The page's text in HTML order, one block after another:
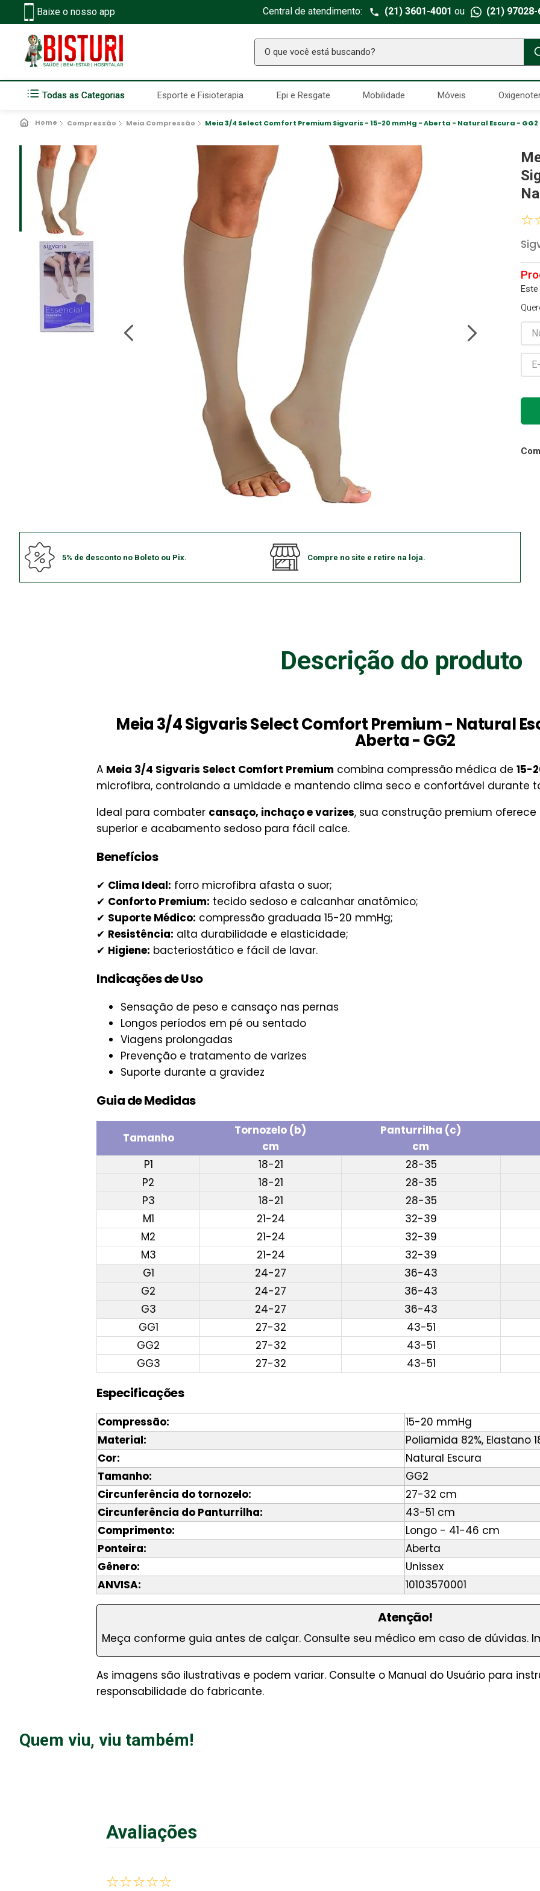
Baixe o nosso app Central de atendimento: (21) 3601-4001 ou (21) 97028-
O que você está buscando?
Todas as Categorias Esporte e Fisioterapia Epi e Resgate Mobilidade Móveis
Compressão Meia Compressão Meia 3/4 Select Comfort Premium Sigvaris - 15-20 mmHg - Aberta - Natural Escura - GG2
5% de desconto no Boleto ou Pix. Compre no site e retire na loja.
☆
Descrição do produto
Meia 3/4 Sigvaris Select Comfort Premium - Natural
Aberta - GG2
A Meia 3/4 Sigvaris Select Comfort Premium combina compressão médica de 15-
microfibra, controlando a umidade e mantendo clima seco e confortável durante
Ideal para combater cansaço, inchaço e varizes, sua construção premium
superior e acabamento sedoso para fácil calce.
Benefícios
✔ Clima Ideal: forro microfibra afasta o suor;
✔ Conforto Premium: tecido sedoso e calcanhar anatômico;
✔ Suporte Médico: compressão graduada 15-20 mmHg;
✔ Resistência: alta durabilidade e elasticidade;
✔ Higiene: bacteriostático e fácil de lavar.
Indicações de Uso
Sensação de peso e cansaço nas pernas
Longos períodos em pé ou sentado
Viagens prolongadas
Prevenção e tratamento de varizes
Suporte durante a gravidez
Guia de Medidas
Tamanho
Tornozelo (b)
cm
Panturrilha (c)
cm
P1
18-21 28-35
P2
18-21 28-35
P3
18-21 28-35
M1
21-24 32-39
M2
21-24 32-39
M3
21-24 32-39
G1
24-27 36-43
G2
24-27 36-43
G3
24-27 36-43
GG1
27-32 43-51
GG2
27-32 43-51
GG3
27-32 43-51
Especificações
Compressão:
15-20 mmHg
Material:
Poliamida 82%, Elastano
Cor:
Natural Escura
Tamanho:
GG2
Circunferência do tornozelo:
27-32 cm
Circunferência do Panturrilha:
43-51 cm
Comprimento:
Longo - 41-46 cm
Ponteira:
Aberta
Gênero:
Unissex
ANVISA:
10103570001
Atenção!
Meça conforme guia antes de calçar. Consulte seu médico em caso de dúvidas.
As imagens são ilustrativas e podem variar. Consulte o Manual do Usuário para
responsabilidade do fabricante.
Quem viu, viu também!
Avaliações
☆☆☆☆☆
TERMOS MAIS BUSCADOS
Seringa Insulina
2º Fralda Geriatrica
3º
º
5 Estetoscopio Littmann
Aparelho Pressão
Absorvente Geriatrico
Gaze Esteril
Cadeira Banho